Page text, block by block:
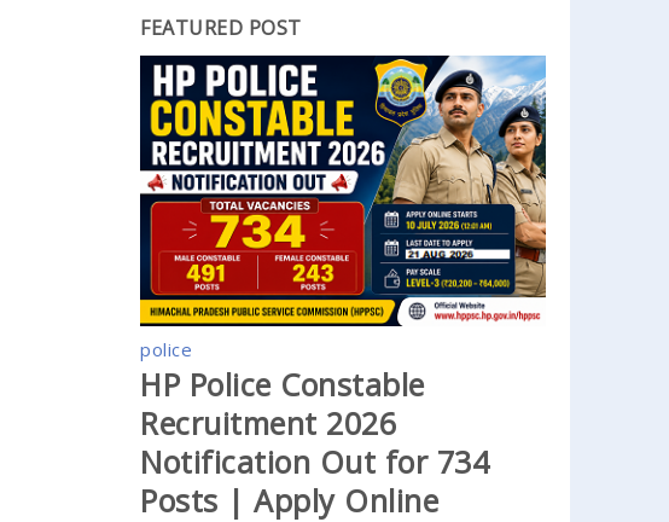
FEATURED POST
police
HP Police Constable
Recruitment 2026
Notification Out for 734
Posts | Apply Online